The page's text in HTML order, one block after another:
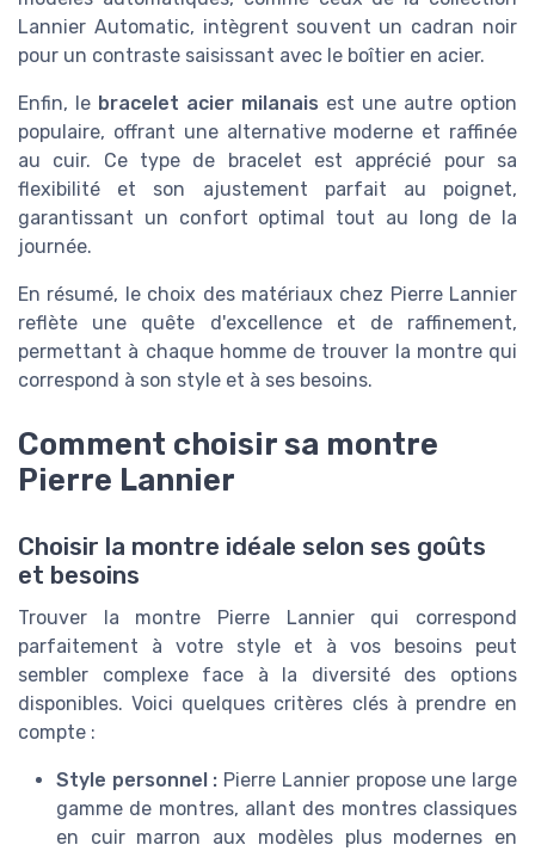
Lannier Automatic, intègrent souvent un cadran noir
pour un contraste saisissant avec le boîtier en acier.
Enfin, le bracelet acier milanais est une autre option
populaire, offrant une alternative moderne et raffinée
au cuir. Ce type de bracelet est apprécié pour sa
flexibilité et son ajustement parfait au poignet,
garantissant un confort optimal tout au long de la
journée.
En résumé, le choix des matériaux chez Pierre Lannier
reflète une quête d'excellence et de raffinement,
permettant à chaque homme de trouver la montre qui
correspond à son style et à ses besoins.
Comment choisir sa montre
Pierre Lannier
Choisir la montre idéale selon ses goûts
et besoins
Trouver la montre Pierre Lannier qui correspond
parfaitement à votre style et à vos besoins peut
sembler complexe face à la diversité des options
disponibles. Voici quelques critères clés à prendre en
compte :
Style personnel : Pierre Lannier propose une large
gamme de montres, allant des montres classiques
en cuir marron aux modèles plus modernes en